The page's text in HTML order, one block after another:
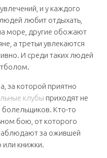
и у каждого
любит отдыхать,
море, другие обожают
а третьи увлекаются
И среди таких людей
за которой приятно
клубы приходят не
болельщиков. Кто-то
бою, от которого
за ожившей
или книжки.